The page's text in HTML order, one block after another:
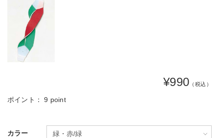
¥990 （税込）
ポイント：9 point
カラー